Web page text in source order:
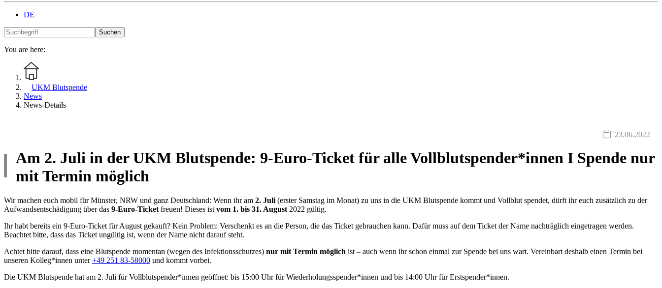
DE
Suchen
You are here:
UKM Blutspende
News
News-Details
23.06.2022
Am 2. Juli in der UKM Blutspende: 9-Euro-Ticket für alle Vollblutspender*innen I Spende nur
mit Termin möglich
Wir machen euch mobil für Münster, NRW und ganz Deutschland: Wenn ihr am 2. Juli (erster Samstag im Monat) zu uns in die UKM Blutspende kommt und Vollblut spendet, dürft ihr euch zusätzlich zu der
Aufwandsentschädigung über das 9-Euro-Ticket freuen! Dieses ist vom 1. bis 31. August 2022 gültig.
Ihr habt bereits ein 9-Euro-Ticket für August gekauft? Kein Problem: Verschenkt es an die Person, die das Ticket gebrauchen kann. Dafür muss auf dem Ticket der Name nachträglich eingetragen werden.
Beachtet bitte, dass das Ticket ungültig ist, wenn der Name nicht darauf steht.
Achtet bitte darauf, dass eine Blutspende momentan (wegen des Infektionsschutzes) nur mit Termin möglich ist – auch wenn ihr schon einmal zur Spende bei uns wart. Vereinbart deshalb einen Termin bei
unseren Kolleg*innen unter+49 251 83-58000 und kommt vorbei.
Die UKM Blutspende hat am 2. Juli für Vollblutspender*innen geöffnet: bis 15:00 Uhr für Wiederholungsspender*innen und bis 14:00 Uhr für Erstspender*innen.